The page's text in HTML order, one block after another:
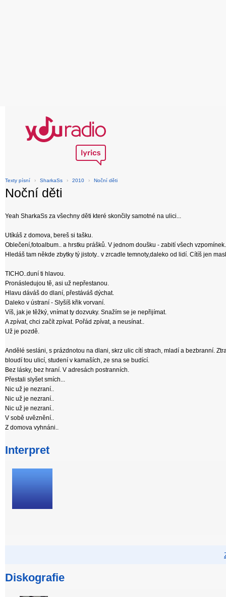
Texty písní › SharkaSs › 2010 › Noční děti
Noční děti
Yeah SharkaSs za všechny děti které skončily samotné na ulici...
Utíkáš z domova, bereš si tašku.
Oblečení,fotoalbum.. a hrstku prášků. V jednom doušku - zabití všech
Hledáš tam někde zbytky tý jistoty.. v zrcadle temnoty,daleko od lidí. Cítíš jen
TICHO..duní ti hlavou.
Pronásledujou tě, asi už nepřestanou.
Hlavu dáváš do dlaní, přestáváš dýchat.
Daleko v ústraní - Slyšíš křik vorvaní.
Víš, jak je těžký, vnímat ty dozvuky. Snažím se je nepřijímat.
A zpívat, chci začít zpívat. Pořád zpívat, a neusínat..
Už je pozdě.
Andělé sesláni, s prázdnotou na dlani, skrz ulic cítí strach, mladí a bezbranní.
bloudí tou ulicí, studení v kamaších, ze sna se budící.
Bez lásky, bez hraní. V adresách postranních.
Přestali slyšet smích...
Nic už je nezraní..
Nic už je nezraní..
Nic už je nezraní..
V sobě uvěznění..
Z domova vyhnáni..
Interpret
Diskografie